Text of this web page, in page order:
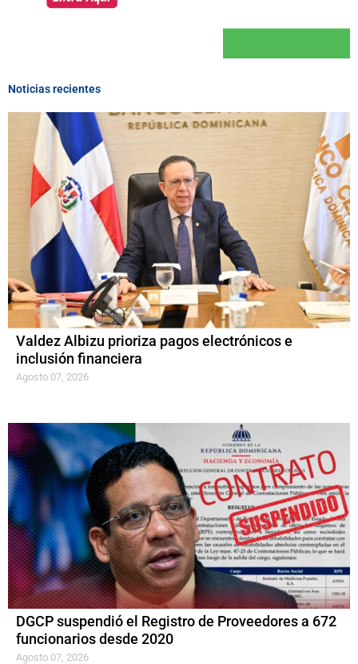
Noticias recientes
Valdez Albizu prioriza pagos electrónicos e
inclusión financiera
Agosto 07, 2026
DGCP suspendió el Registro de Proveedores a 672
funcionarios desde 2020
Agosto 07, 2026